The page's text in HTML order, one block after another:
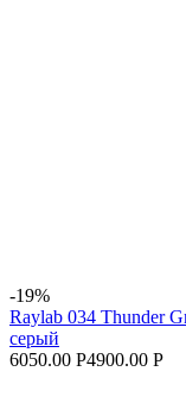
-19%
Raylab 034 Thunder
серый
6050.00 Р4900.00 Р